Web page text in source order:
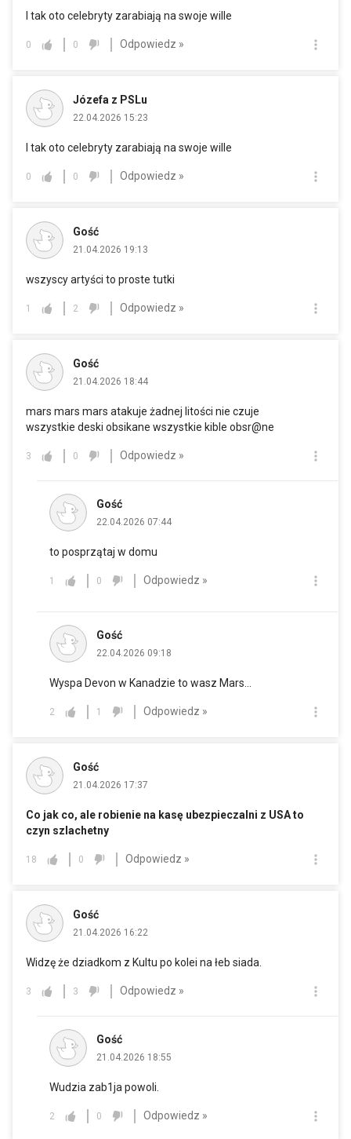
I tak oto celebryty zarabiają na swoje wille
0 0 Odpowiedz »
Józefa z PSLu
22.04.2026 15:23
I tak oto celebryty zarabiają na swoje wille
0 0 Odpowiedz »
Gość
21.04.2026 19:13
wszyscy artyści to proste tutki
1 2 Odpowiedz »
Gość
21.04.2026 18:44
mars mars mars atakuje żadnej litości nie czuje
wszystkie deski obsikane wszystkie kible obsr@ne
3 0 Odpowiedz »
Gość
22.04.2026 07:44
to posprzątaj w domu
1 0 Odpowiedz »
Gość
22.04.2026 09:18
Wyspa Devon w Kanadzie to wasz Mars...
2 1 Odpowiedz »
Gość
21.04.2026 17:37
Co jak co, ale robienie na kasę ubezpieczalni z USA to
czyn szlachetny
18 0 Odpowiedz »
Gość
21.04.2026 16:22
Widzę że dziadkom z Kultu po kolei na łeb siada.
3 3 Odpowiedz »
Gość
21.04.2026 18:55
Wudzia zab1ja powoli.
2 0 Odpowiedz »